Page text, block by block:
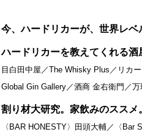
今、ハードリカーが、世界レベ
ハードリカーを教えてくれる酒
目白田中屋／The Whisky Plus／リカ
Global Gin Gallery／酒商 金右衛門／
割り材大研究。家飲みのススメ。
〈BAR HONESTY〉田頭大輔／〈